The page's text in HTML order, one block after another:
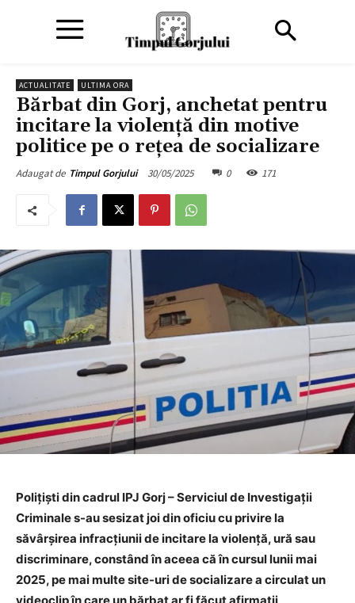
ACTUALITATE ULTIMA ORA
Bărbat din Gorj, anchetat pentru
incitare la violență din motive
politice pe o rețea de socializare
Adaugat de Timpul Gorjului 30/05/2025 0 171
Polițiști din cadrul IPJ Gorj – Serviciul de Investigații
Criminale s-au sesizat joi din oficiu cu privire la
săvârșirea infracțiunii de incitare la violență, ură sau
discriminare, constând în aceea că în cursul lunii mai
2025, pe mai multe site-uri de socializare a circulat un